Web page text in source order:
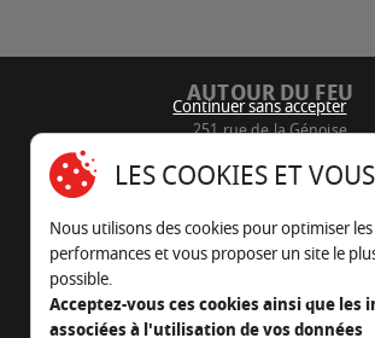
AUTOUR DU FEU
251 rue de la Génoise
05 45 22 98 09
Nous envoyer un e-mail
Continuer sans accepter
LES COOKIES ET
Nous utilisons des cookies pour optimiser les
performances et vous proposer un site le
possible.
Acceptez-vous ces cookies ainsi que les
associées à l'utilisation de vos données